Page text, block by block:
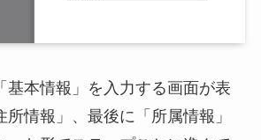
基本情報」を入力する画面が表
情報」、最後に「所属情報」